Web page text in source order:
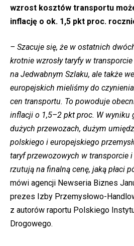
wzrost kosztów transportu
inflację o ok. 1,5 pkt proc.
– Szacuje się, że w ostatnich
krotnie wzrosły taryfy w
na Jedwabnym Szlaku, ale także
europejskich mieliśmy do
cen transportu. To powoduje
inflacji o 1,5–2 pkt proc. W wyniku
dużych przewozach, dużym
polskiego i europejskiego
taryf przewozowych w transporcie
rzutują na finalną cenę, jaką płaci
mówi agencji Newseria Biznes
prezes Izby Przemysłowo-
z autorów raportu Polskiego
Drogowego.